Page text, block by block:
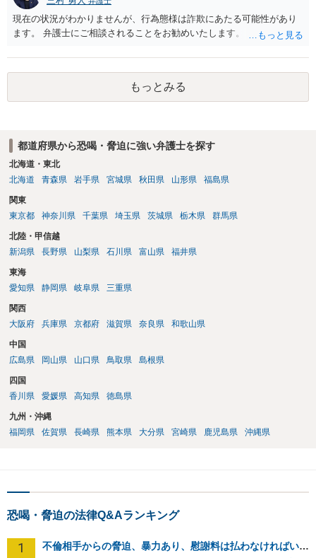
現在の状況がわかりませんが、行為態様は詐欺にあたる可能性があり
ます。 弁護士にご相談されることをお勧めいたします。
もっとみる
都道府県から恐喝・脅迫に強い弁護士を探す
北海道・東北
北海道
青森県 岩手県 宮城県 秋田県 山形県 福島県
関東
東京都
神奈川県 千葉県 埼玉県 茨城県 栃木県 群馬県
北陸・甲信越
新潟県
長野県 山梨県 石川県 富山県 福井県
東海
愛知県
静岡県 岐阜県 三重県
関西
大阪府
兵庫県 京都府 滋賀県 奈良県 和歌山県
中国
広島県
岡山県 山口県 鳥取県 島根県
四国
香川県
愛媛県 高知県 徳島県
九州・沖縄
福岡県
佐賀県 長崎県 熊本県 大分県 宮崎県 鹿児島県 沖縄県
恐喝・脅迫の法律Q&Aランキング
1 不倫相手からの脅迫、暴力あり、慰謝料は払わなければいけませんか